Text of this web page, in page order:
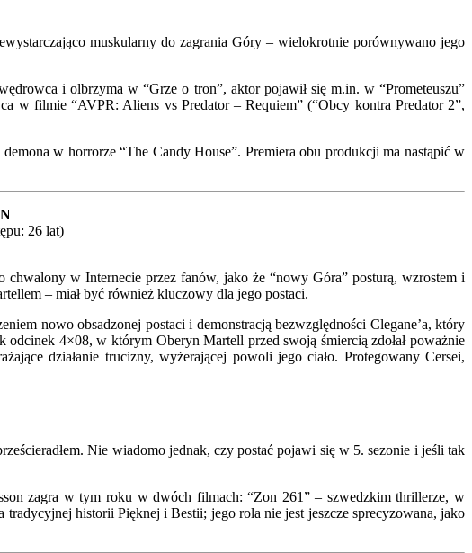
muskularny do zagrania Góry – wielokrotnie porównywano jego
i olbrzyma w “Grze o tron”, aktor pojawił się m.in. w “Prometeuszu”
w filmie “AVPR: Aliens vs Predator – Requiem” (“Obcy kontra Predator 2”,
w horrorze “The Candy House”. Premiera obu produkcji ma nastąpić w
26 lat)
w Internecie przez fanów, jako że “nowy Góra” posturą, wzrostem i
– miał być również kluczowy dla jego postaci.
nowo obsadzonej postaci i demonstracją bezwzględności Clegane’a, który
4×08, w którym Oberyn Martell przed swoją śmiercią zdołał poważnie
działanie trucizny, wyżerającej powoli jego ciało. Protegowany Cersei,
Nie wiadomo jednak, czy postać pojawi się w 5. sezonie i jeśli tak
zagra w tym roku w dwóch filmach: “Zon 261” – szwedzkim thrillerze, w
historii Pięknej i Bestii; jego rola nie jest jeszcze sprecyzowana, jako